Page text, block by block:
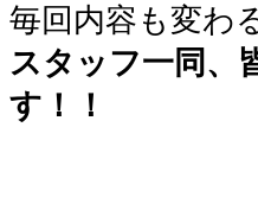
毎回内容も変わ
スタッフ一同、
す！！